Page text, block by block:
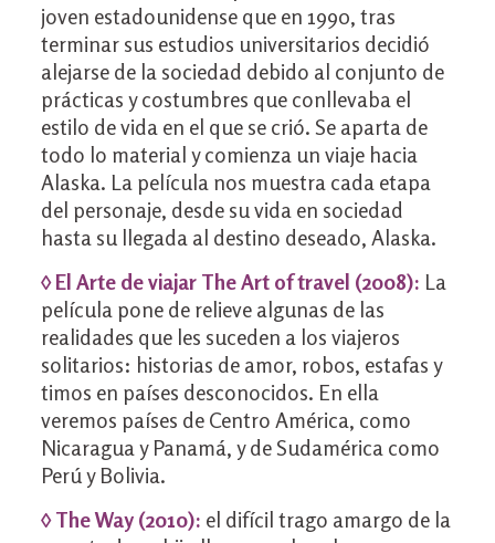
joven estadounidense que en 1990, tras
terminar sus estudios universitarios decidió
alejarse de la sociedad debido al conjunto de
prácticas y costumbres que conllevaba el
estilo de vida en el que se crió. Se aparta de
todo lo material y comienza un viaje hacia
Alaska. La película nos muestra cada etapa
del personaje, desde su vida en sociedad
hasta su llegada al destino deseado, Alaska.
◊ El Arte de viajar The Art of travel (2008): La
película pone de relieve algunas de las
realidades que les suceden a los viajeros
solitarios: historias de amor, robos, estafas y
timos en países desconocidos. En ella
veremos países de Centro América, como
Nicaragua y Panamá, y de Sudamérica como
Perú y Bolivia.
◊ The Way (2010): el difícil trago amargo de la